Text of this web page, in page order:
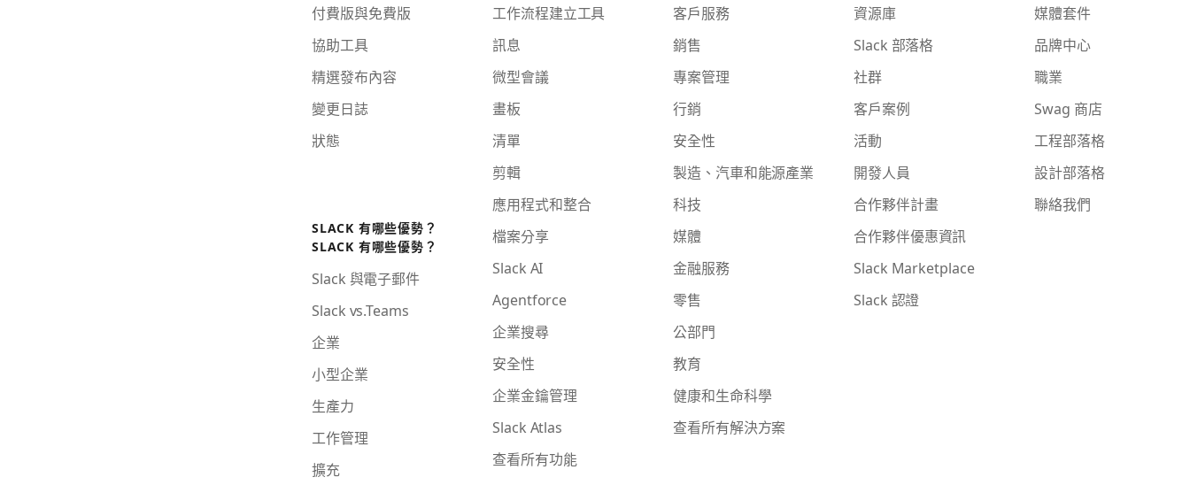
付費版與免費版
協助工具
精選發布內容
變更日誌
狀態
SLACK 有哪些優勢？
SLACK 有哪些優勢？
Slack 與電子郵件
Slack vs.Teams
企業
小型企業
生產力
工作管理
擴充
工作流程建立工具
訊息
微型會議
畫板
清單
剪輯
應用程式和整合
檔案分享
Slack AI
Agentforce
企業搜尋
安全性
企業金鑰管理
Slack Atlas
查看所有功能
客戶服務
銷售
專案管理
行銷
安全性
製造、汽車和能源產業
科技
媒體
金融服務
零售
公部門
教育
健康和生命科學
查看所有解決方案
資源庫
Slack 部落格
社群
客戶案例
活動
開發人員
合作夥伴計畫
合作夥伴優惠資訊
Slack Marketplace
Slack 認證
媒體套件
品牌中心
職業
Swag 商店
工程部落格
設計部落格
聯絡我們